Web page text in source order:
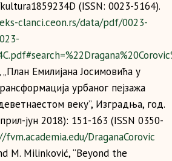
(ISSN: 0023-5164).
clanci.ceon.rs/data/pdf/0023-
„План Емилијана Јосимовића у
урбаног пејзажа
веку”, Изградња, год.
јун 2018): 151-163 (ISSN 0350-
DraganaCorovic
M. Milinković, “Beyond the